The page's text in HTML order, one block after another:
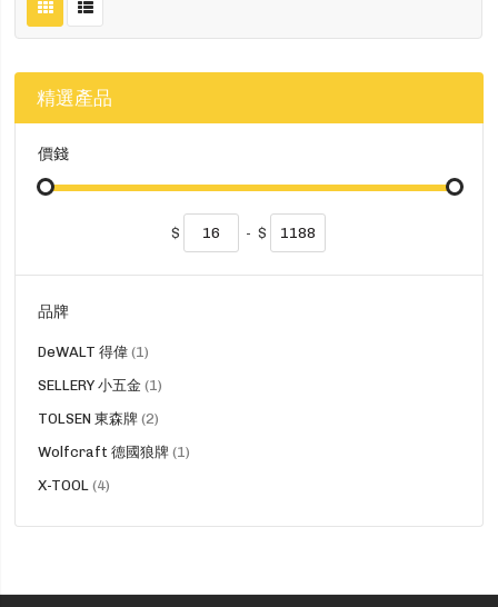
精選產品
價錢
$ - $
品牌
DeWALT 得偉 1貨
SELLERY 小五金 1貨
TOLSEN 東森牌 2貨
Wolfcraft 德國狼牌 1貨
X-TOOL 4貨